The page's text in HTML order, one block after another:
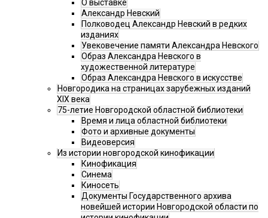
О выставке
Александр Невский
Полководец Александр Невский в редких
изданиях
Увековечение памяти Александра Невского
Образ Александра Невского в
художественной литературе
Образ Александра Невского в искусстве
Новгородика на страницах зарубежных изданий
XIX века
75-летие Новгородской областной библиотеки
Время и лица областной библиотеки
Фото и архивные документы
Видеоверсия
Из истории новгородской кинофикации
Кинофикация
Синема
Киносеть
Документы Государственного архива
новейшей истории Новгородской области по